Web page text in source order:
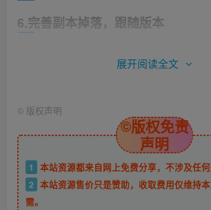
6.完善副本掉落，跟随版本
7.修复充值榜，修复后台CDK礼包
成CDK，个人中心或者充值中心兑
11.16版本介绍：
1.版本更新至75级版本，带75级飞
2.新增增幅保级劵，高等级激化不掉
展开阅读全文
© 版权声明
©版权免责
声明
1
本站资源都来自网上免费分享，不涉及任何
2 本站资源售价只是赞助，收取费用仅维持
需。